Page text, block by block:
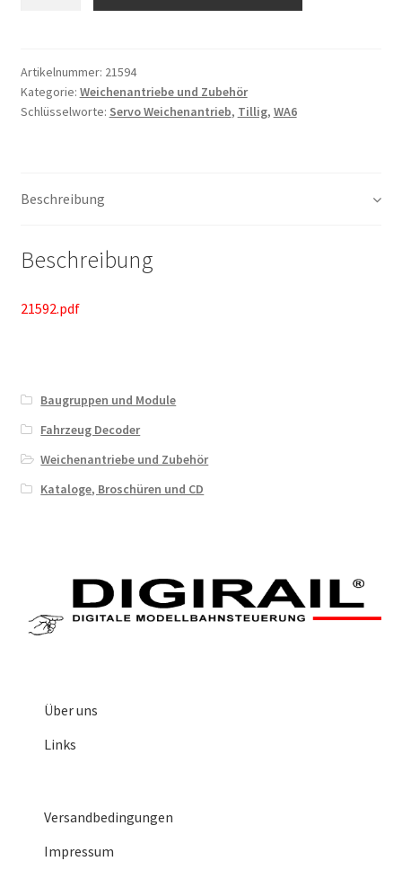
Artikelnummer: 21594
Kategorie: Weichenantriebe und Zubehör
Schlüsselworte: Servo Weichenantrieb, Tillig, WA6
Beschreibung
Beschreibung
21592.pdf
Baugruppen und Module
Fahrzeug Decoder
Weichenantriebe und Zubehör
Kataloge, Broschüren und CD
Über uns
Links
Versandbedingungen
Impressum